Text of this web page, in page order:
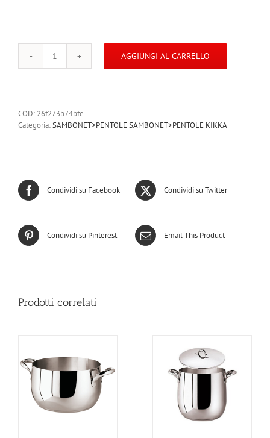
51701-
16
CM
AGGIUNGI AL CARRELLO
COD: 26f273b74bfe
Categoria:SAMBONET>PENTOLE SAMBONET>PENTOLE KIKKA
Condividi su Facebook Condividi su Twitter
Condividi su Pinterest Email This Product
Prodotti correlati